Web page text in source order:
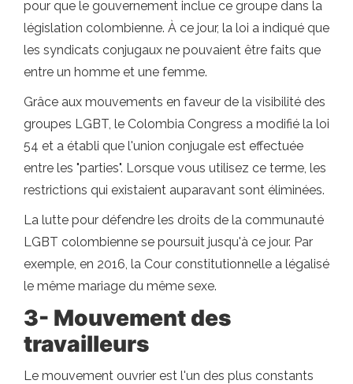
pour que le gouvernement inclue ce groupe dans la
législation colombienne. À ce jour, la loi a indiqué que
les syndicats conjugaux ne pouvaient être faits que
entre un homme et une femme.
Grâce aux mouvements en faveur de la visibilité des
groupes LGBT, le Colombia Congress a modifié la loi
54 et a établi que l'union conjugale est effectuée
entre les "parties". Lorsque vous utilisez ce terme, les
restrictions qui existaient auparavant sont éliminées.
La lutte pour défendre les droits de la communauté
LGBT colombienne se poursuit jusqu'à ce jour. Par
exemple, en 2016, la Cour constitutionnelle a légalisé
le même mariage du même sexe.
3- Mouvement des
travailleurs
Le mouvement ouvrier est l'un des plus constants